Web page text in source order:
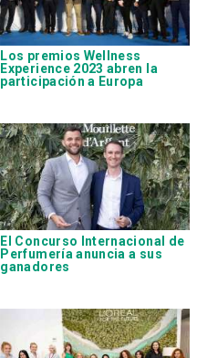
Los premios Wellness
Experience 2023 abren la
participación a Europa
El Concurso Internacional de
Perfumería anuncia a sus
ganadores